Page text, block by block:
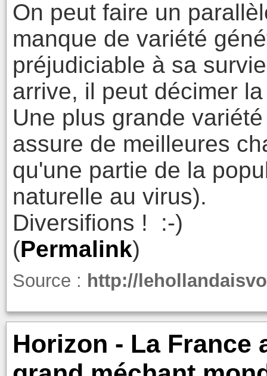
On peut faire un
manque de variété
préjudiciable à sa
arrive, il peut décimer
Une plus grande
assure de meilleures
qu'une partie de la
naturelle au virus).
Diversifions ! :-)
(Permalink)
Source : http://
Horizon - La France